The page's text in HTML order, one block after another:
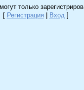
только
[ Регистрация | Вход ]